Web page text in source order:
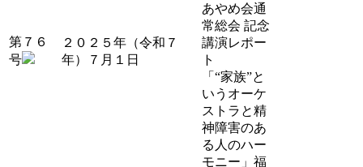
第７６
号
２０２５年（令和７
年）７月１日
あやめ会通
常総会 記念
講演レポー
ト
「“家族”と
いうオーケ
ストラと精
神障害のあ
る人のハー
モニー」福